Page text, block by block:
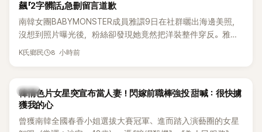
飆「2字髒話」急刪留言道歉
南韓女團BABYMONSTER成員雅譞9日在社群曬出海邊美照，
沒想到照片曝光後，粉絲卻發現她竟然把洋裝整件穿反。雅譞
看到提醒後，立刻用中文回應，沒想到一句話卻因用詞太過粗
K氏鄉民 8 小時前
韓星
韓情色片女星突宣布當人妻！閃嫁前職棒強投 甜喊：很快擄
獲我的心
曾獲南韓全國春香小姐選拔大賽冠軍、進而踏入演藝圈的女星